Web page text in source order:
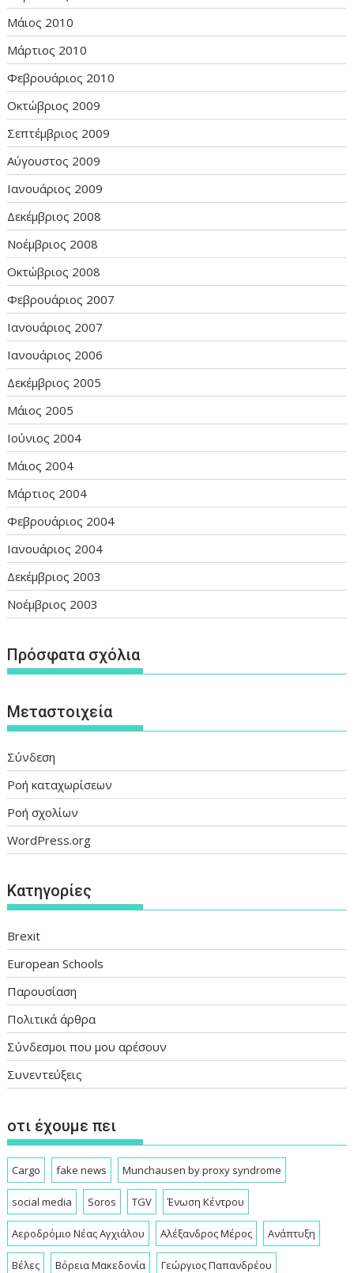
Μάιος 2010
Μάρτιος 2010
Φεβρουάριος 2010
Οκτώβριος 2009
Σεπτέμβριος 2009
Αύγουστος 2009
Ιανουάριος 2009
Δεκέμβριος 2008
Νοέμβριος 2008
Οκτώβριος 2008
Φεβρουάριος 2007
Ιανουάριος 2007
Ιανουάριος 2006
Δεκέμβριος 2005
Μάιος 2005
Ιούνιος 2004
Μάιος 2004
Μάρτιος 2004
Φεβρουάριος 2004
Ιανουάριος 2004
Δεκέμβριος 2003
Νοέμβριος 2003
Πρόσφατα σχόλια
Μεταστοιχεία
Σύνδεση
Ροή καταχωρίσεων
Ροή σχολίων
WordPress.org
Kατηγορίες
Brexit
European Schools
Παρουσίαση
Πολιτικά άρθρα
Σύνδεσμοι που μου αρέσουν
Συνεντεύξεις
οτι έχουμε πει
Cargo fake news Munchausen by proxy syndrome
social media Soros TGV Ένωση Κέντρου
Αεροδρόμιο Νέας Αγχιάλου Αλέξανδρος Μέρος Ανάπτυξη
Βέλες Βόρεια Μακεδονία Γεώργιος Παπανδρέου